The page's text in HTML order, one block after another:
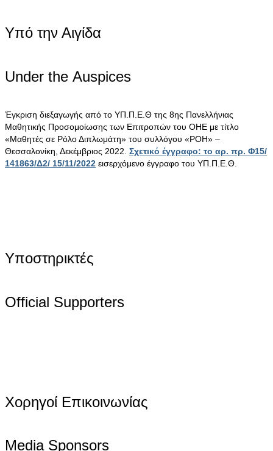
Υπό την Αιγίδα
Under the Αuspices
Έγκριση διεξαγωγής από το ΥΠ.Π.Ε.Θ της 8ης Πανελλήνιας
Μαθητικής Προσομοίωσης των Επιτροπών του ΟΗΕ με τίτλο
«Μαθητές σε Ρόλο Διπλωμάτη» του συλλόγου «ΡΟΗ» –
Θεσσαλονίκη, Δεκέμβριος 2022. Σχετικό έγγραφο: το αρ. πρ. Φ15/
141863/Δ2/ 15/11/2022 εισερχόμενο έγγραφο του ΥΠ.Π.Ε.Θ.
Υποστηρικτές
Official Supporters
Χορηγοί Επικοινωνίας
Media Sponsors